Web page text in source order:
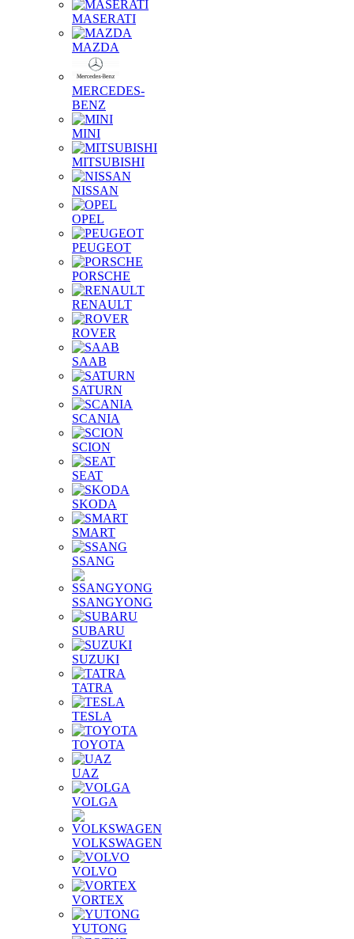
MASERATI
MAZDA
MERCEDES-
BENZ
MINI
MITSUBISHI
NISSAN
OPEL
PEUGEOT
PORSCHE
RENAULT
ROVER
SAAB
SATURN
SCANIA
SCION
SEAT
SKODA
SMART
SSANG
SSANGYONG
SUBARU
SUZUKI
TATRA
TESLA
TOYOTA
UAZ
VOLGA
VOLKSWAGEN
VOLVO
VORTEX
YUTONG